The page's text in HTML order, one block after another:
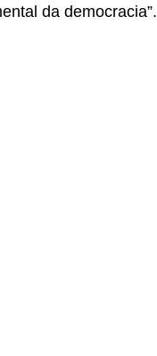
da democracia”.